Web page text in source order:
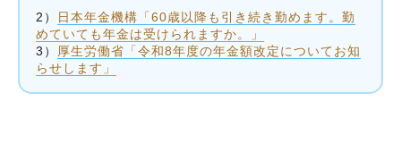
2）
日本年金機構「60歳以降も引き続き勤めます。勤
めていても年金は受けられますか。」
3）
厚生労働省「令和8年度の年金額改定についてお知
らせします」